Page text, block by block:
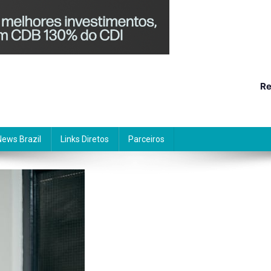
Brazil Links Diretos Parceiros